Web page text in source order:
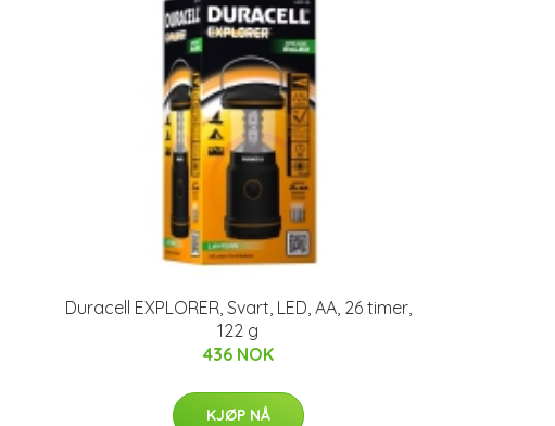
Duracell EXPLORER, Svart, LED, AA, 26 timer,
122 g
436 NOK
KJØP NÅ